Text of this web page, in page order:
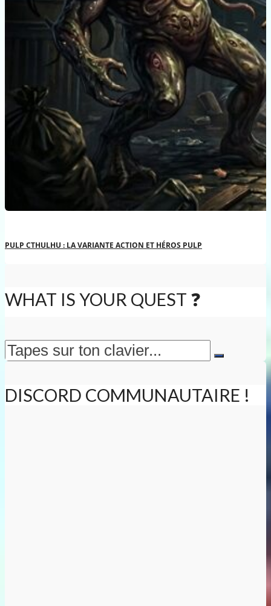
PULP CTHULHU : LA VARIANTE ACTION ET HÉROS PULP
WHAT IS YOUR QUEST ❓
DISCORD COMMUNAUTAIRE !